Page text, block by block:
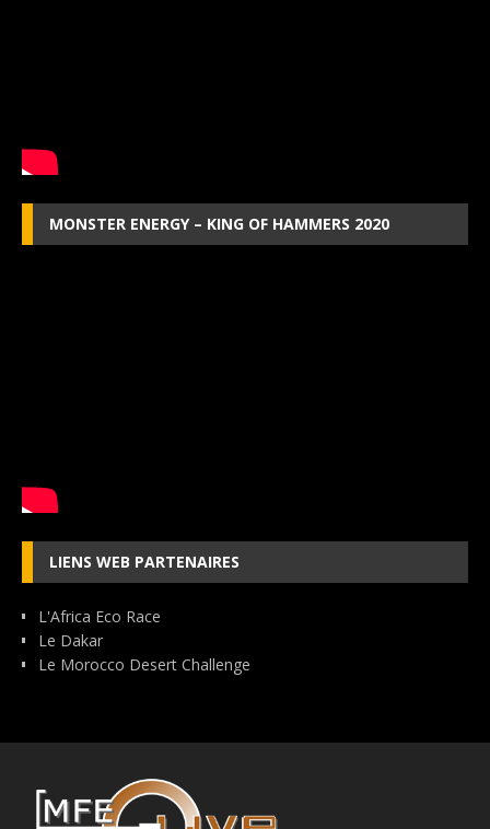
MONSTER ENERGY – KING OF HAMMERS 2020
LIENS WEB PARTENAIRES
L'Africa Eco Race
Le Dakar
Le Morocco Desert Challenge